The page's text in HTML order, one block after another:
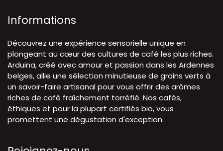
Informations
Découvrez une expérience sensorielle unique en
plongeant au cœur des cultures de café les plus riches.
Arduina, créé avec amour et passion dans les Ardennes
belges, allie une sélection minutieuse de grains verts à
un savoir-faire artisanal pour vous offrir des arômes
riches de café fraîchement torréfié. Nos cafés,
éthiques et pour la plupart certifiés bio, vous
promettent une dégustation d'exception.